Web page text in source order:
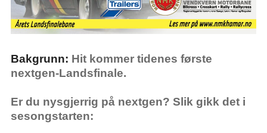
Bakgrunn: Hit kommer tidenes første
nextgen-Landsfinale.
Er du nysgjerrig på nextgen? Slik gikk det i
sesongstarten: